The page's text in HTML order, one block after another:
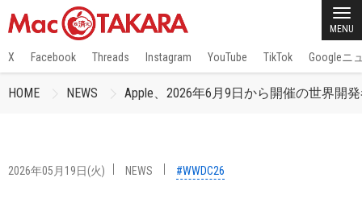
MENU
X Facebook Threads Instagram YouTube TikTok Googleニ
HOME NEWS Apple、2026年6月9日から開催の世界開
2026年05月19日(火) NEWS #WWDC26